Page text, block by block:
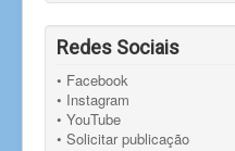
Redes Sociais
• Facebook
• Instagram
• YouTube
• Solicitar publicação